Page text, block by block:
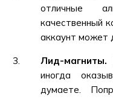
отличные
качественный
аккаунт может
Лид-магниты.
иногда
думаете.